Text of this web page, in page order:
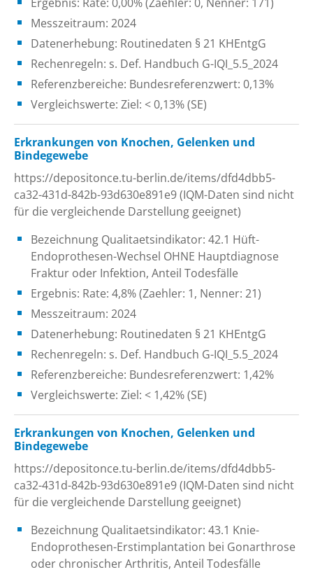
Messzeitraum: 2024
Datenerhebung: Routinedaten § 21 KHEntgG
Rechenregeln: s. Def. Handbuch G-IQI_5.5_2024
Referenzbereiche: Bundesreferenzwert: 0,13%
Vergleichswerte: Ziel: < 0,13% (SE)
Erkrankungen von Knochen, Gelenken und
Bindegewebe
https://depositonce.tu-berlin.de/items/dfd4dbb5-
ca32-431d-842b-93d630e891e9 (IQM-Daten sind nicht
für die vergleichende Darstellung geeignet)
Bezeichnung Qualitaetsindikator: 42.1 Hüft-
Endoprothesen-Wechsel OHNE Hauptdiagnose
Fraktur oder Infektion, Anteil Todesfälle
Ergebnis: Rate: 4,8% (Zaehler: 1, Nenner: 21)
Messzeitraum: 2024
Datenerhebung: Routinedaten § 21 KHEntgG
Rechenregeln: s. Def. Handbuch G-IQI_5.5_2024
Referenzbereiche: Bundesreferenzwert: 1,42%
Vergleichswerte: Ziel: < 1,42% (SE)
Erkrankungen von Knochen, Gelenken und
Bindegewebe
https://depositonce.tu-berlin.de/items/dfd4dbb5-
ca32-431d-842b-93d630e891e9 (IQM-Daten sind nicht
für die vergleichende Darstellung geeignet)
Bezeichnung Qualitaetsindikator: 43.1 Knie-
Endoprothesen-Erstimplantation bei Gonarthrose
oder chronischer Arthritis, Anteil Todesfälle